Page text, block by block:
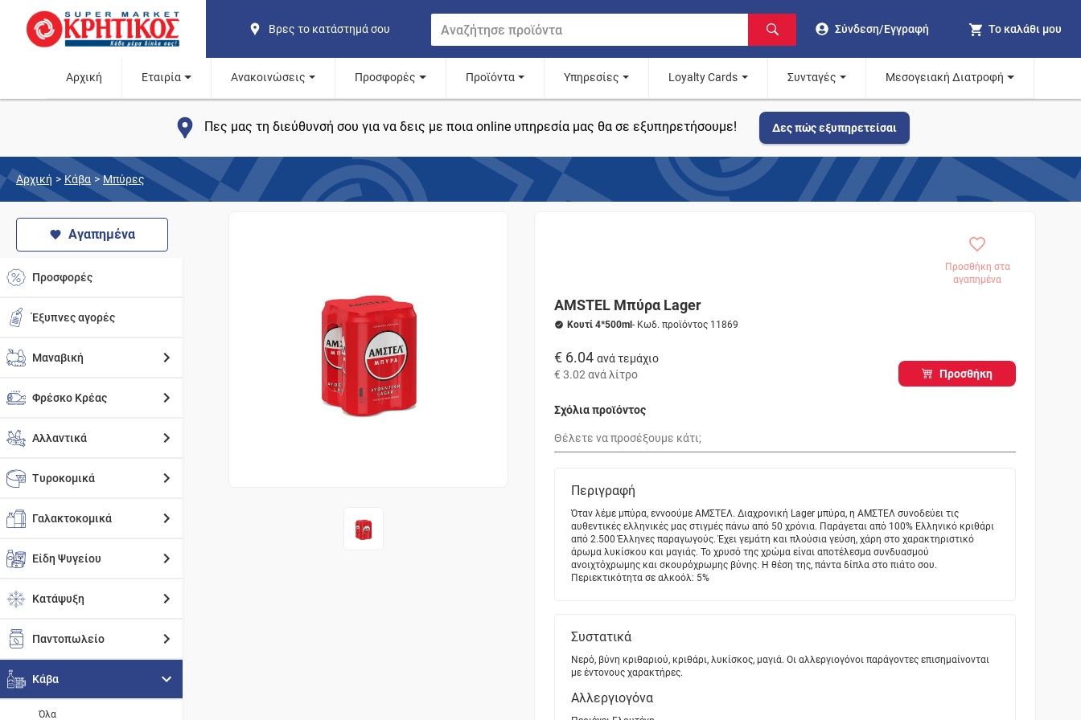
Βρες το κατάστημά σου Σύνδεση/Εγγραφή Το καλάθι μου
Αρχική Εταιρία Ανακοινώσεις Προσφορές Προϊόντα Υπηρεσίες Loyalty Cards Συνταγές Μεσογειακή Διατροφή
Πες μας τη διεύθυνσή σου για να δεις με ποια online υπηρεσία μας θα σε εξυπηρετήσουμε! Δες πώς εξυπηρετείσαι
Αρχική > Κάβα > Μπύρες
Αγαπημένα
Προσφορές
Έξυπνες αγορές
Μαναβική
Φρέσκο Κρέας
Αλλαντικά
Τυροκομικά
Γαλακτοκομικά
Είδη Ψυγείου
Κατάψυξη
Παντοπωλείο
Κάβα
Όλα
Προσθήκη στα
αγαπημένα
AMSTEL Μπύρα Lager
Κουτί 4*500ml - Κωδ. προϊόντος 11869
€ 6.04 ανά τεμάχιο
€ 3.02 ανά λίτρο Προσθήκη
Σχόλια προϊόντος
Περιγραφή
Όταν λέμε μπύρα, εννοούμε ΑΜΣΤΕΛ. Διαχρονική Lager μπύρα, η ΑΜΣΤΕΛ συνοδεύει τις
αυθεντικές ελληνικές μας στιγμές πάνω από 50 χρόνια. Παράγεται από 100% Ελληνικό κριθάρι
από 2.500 Έλληνες παραγωγούς. Έχει γεμάτη και πλούσια γεύση, χάρη στο χαρακτηριστικό
άρωμα λυκίσκου και μαγιάς. Το χρυσό της χρώμα είναι αποτέλεσμα συνδυασμού
ανοιχτόχρωμης και σκουρόχρωμης βύνης. Η θέση της, πάντα δίπλα στο πιάτο σου.
Περιεκτικότητα σε αλκοόλ: 5%
Συστατικά
Νερό, βύνη κριθαριού, κριθάρι, λυκίσκος, μαγιά. Οι αλλεργιογόνοι παράγοντες επισημαίνονται
με έντονους χαρακτήρες.
Αλλεργιογόνα